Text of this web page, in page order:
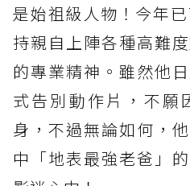
是始祖級人物！今年
持親自上陣各種高難
的專業精神。雖然他
式告別動作片，不願
身，不過無論如何，
中「地表最強老爸」